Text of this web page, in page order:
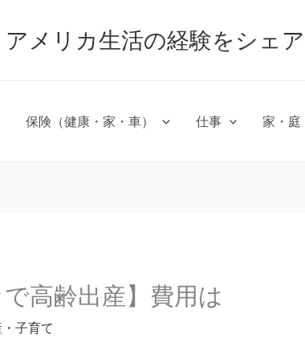
アメリカ生活の経験をシェ
保険（健康・家・車） 仕事 家・庭
で高齢出産】費用は
子育て